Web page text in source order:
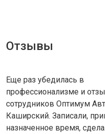
Отзывы
Еще раз убедилась в
профессионализме и
сотрудников Оптимум
Каширский. Записали,
назначенное время,